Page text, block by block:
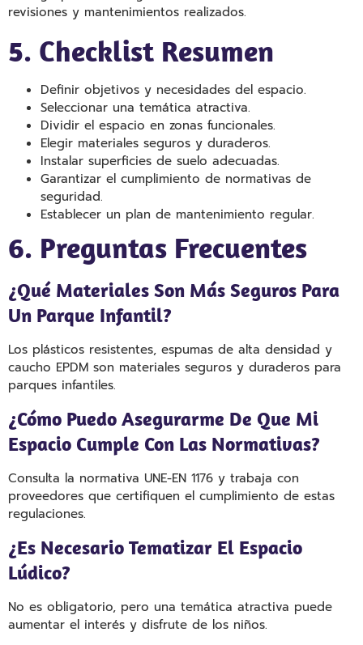
revisiones y mantenimientos realizados.
5. Checklist Resumen
Definir objetivos y necesidades del espacio.
Seleccionar una temática atractiva.
Dividir el espacio en zonas funcionales.
Elegir materiales seguros y duraderos.
Instalar superficies de suelo adecuadas.
Garantizar el cumplimiento de normativas de
seguridad.
Establecer un plan de mantenimiento regular.
6. Preguntas Frecuentes
¿Qué Materiales Son Más Seguros Para
Un Parque Infantil?
Los plásticos resistentes, espumas de alta densidad y
caucho EPDM son materiales seguros y duraderos para
parques infantiles.
¿Cómo Puedo Asegurarme De Que Mi
Espacio Cumple Con Las Normativas?
Consulta la normativa UNE-EN 1176 y trabaja con
proveedores que certifiquen el cumplimiento de estas
regulaciones.
¿Es Necesario Tematizar El Espacio
Lúdico?
No es obligatorio, pero una temática atractiva puede
aumentar el interés y disfrute de los niños.